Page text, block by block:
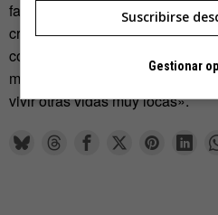
fascina de los videojuegos es la
crear todo un universo nuevo y
conocemos, y que encima te
mundo, siendo tú el
vivir otras vidas muy locas».
Suscribirse
Gestionar